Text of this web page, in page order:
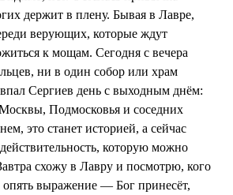
держит в плену. Бывая в Лавре,
верующих, которые ждут
к мощам. Сегодня с вечера
ни в один собор или храм
Сергиев день с выходным днём:
Подмосковья и соседних
это станет историей, а сейчас
которую можно
схожу в Лавру и посмотрю, кого
опять выражение — Бог принесёт,